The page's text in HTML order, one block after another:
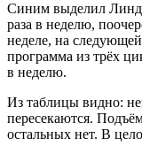
Синим выделил
раза в неделю,
неделе, на
программа из трёх
в неделю.
Из таблицы видно:
пересекаются.
остальных нет. В